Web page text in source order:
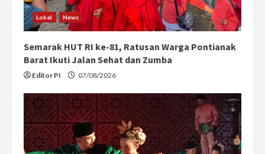
i
n
g
Lokal News
Semarak HUT RI ke-81, Ratusan Warga Pontianak
Barat Ikuti Jalan Sehat dan Zumba
Editor PI 07/08/2026